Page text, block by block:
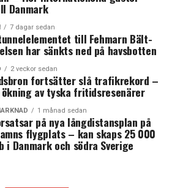
Danmark
7 dagar sedan
till Fehmarn Bält-
har sänkts ned på havsbotten
2 veckor sedan
fortsätter slå trafikrekord –
av tyska fritidsresenärer
1 månad sedan
på nya långdistansplan på
flygplats – kan skaps 25 000
i Danmark och södra Sverige